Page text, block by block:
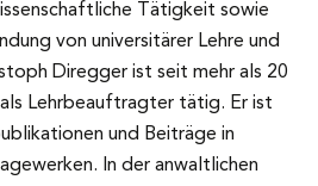
Tätigkeit sowie
von universitärer Lehre und
Diregger ist seit mehr als 20
als Lehrbeauftragter tätig. Er ist
und Beiträge in
In der anwaltlichen